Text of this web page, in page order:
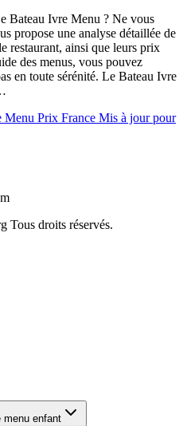
Bateau Ivre Menu ? Ne vous
propose une analyse détaillée de
restaurant, ainsi que leurs prix
des menus, vous pouvez
en toute sérénité. Le Bateau Ivre
Menu Prix France Mis à jour pour
Tous droits réservés.
menu enfant